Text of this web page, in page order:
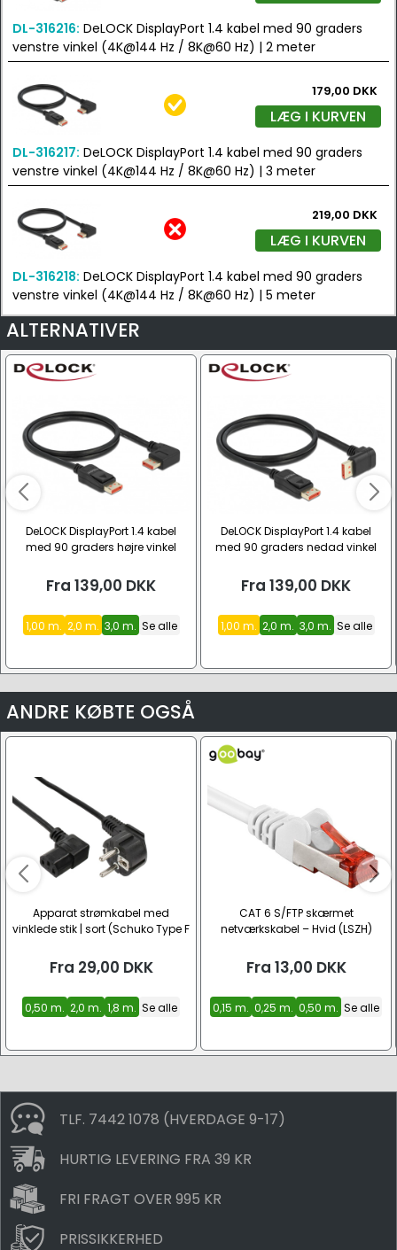
DL-316216: DeLOCK DisplayPort 1.4 kabel med 90 graders
venstre vinkel (4K@144 Hz / 8K@60 Hz) | 2 meter
179,00 DKK
LÆG I KURVEN
DL-316217: DeLOCK DisplayPort 1.4 kabel med 90 graders
venstre vinkel (4K@144 Hz / 8K@60 Hz) | 3 meter
219,00 DKK
LÆG I KURVEN
DL-316218: DeLOCK DisplayPort 1.4 kabel med 90 graders
venstre vinkel (4K@144 Hz / 8K@60 Hz) | 5 meter
ALTERNATIVER
DeLOCK DisplayPort 1.4 kabel
med 90 graders højre vinkel
Fra 139,00 DKK
1,00 m. 2,0 m. 3,0 m. Se alle
DeLOCK DisplayPort 1.4 kabel
med 90 graders nedad vinkel
Fra 139,00 DKK
1,00 m. 2,0 m. 3,0 m. Se alle
ANDRE KØBTE OGSÅ
Apparat strømkabel med
vinklede stik | sort (Schuko Type F
Fra 29,00 DKK
0,50 m. 2,0 m. 1,8 m. Se alle
CAT 6 S/FTP skærmet
netværkskabel – Hvid (LSZH)
Fra 13,00 DKK
0,15 m. 0,25 m. 0,50 m. Se alle
TLF. 7442 1078 (HVERDAGE 9-17)
HURTIG LEVERING FRA 39 KR
FRI FRAGT OVER 995 KR
PRISSIKKERHED